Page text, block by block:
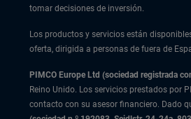
tomar decisiones de inversión.
Los productos y servicios están
oferta, dirigida a personas de fuera de
PIMCO Europe Ltd (sociedad registrada
Reino Unido. Los servicios prestados por
contacto con su asesor financiero. Dado